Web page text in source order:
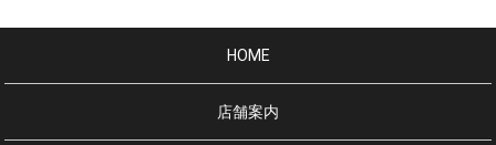
HOME
店舗案内